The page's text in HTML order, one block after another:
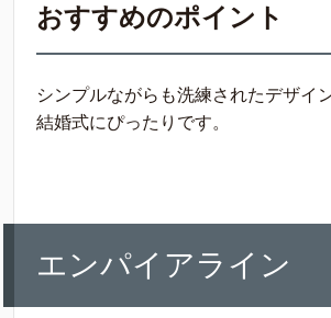
おすすめのポイント
シンプルながらも洗練されたデザイ
結婚式にぴったりです。
エンパイアライン